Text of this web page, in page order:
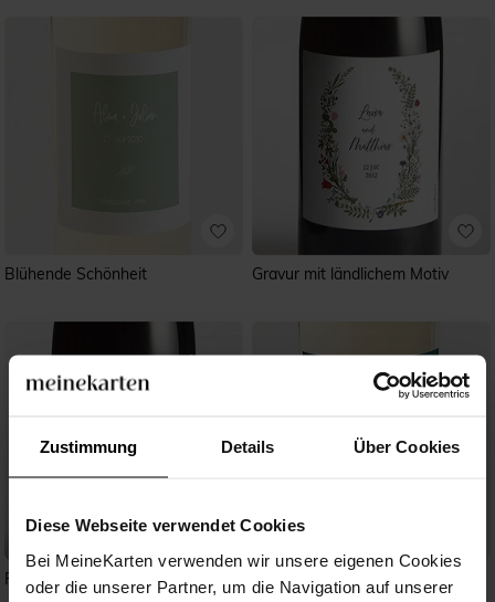
Zustimmung Details Über Cookies
Diese Webseite verwendet Cookies
Bei MeineKarten verwenden wir unsere eigenen Cookies
oder die unserer Partner, um die Navigation auf unserer
Blühende Schönheit Gravur mit ländlichem Motiv
Frühlingsdüfte Klassisches Monogramm